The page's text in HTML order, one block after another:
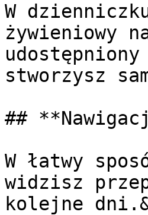
W
żywieniowy
stworzysz
##
W łatwy
widzisz
kolejne